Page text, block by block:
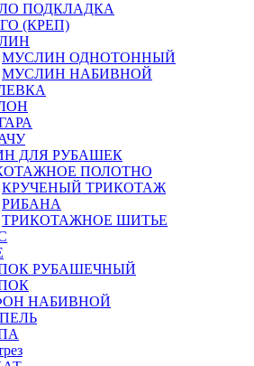
ПОДКЛАДКА
(КРЕП)
МУСЛИН ОДНОТОННЫЙ
МУСЛИН НАБИВНОЙ
ДЛЯ РУБАШЕК
ПОЛОТНО
КРУЧЕНЫЙ ТРИКОТАЖ
РИБАНА
ТРИКОТАЖНОЕ ШИТЬЕ
РУБАШЕЧНЫЙ
НАБИВНОЙ